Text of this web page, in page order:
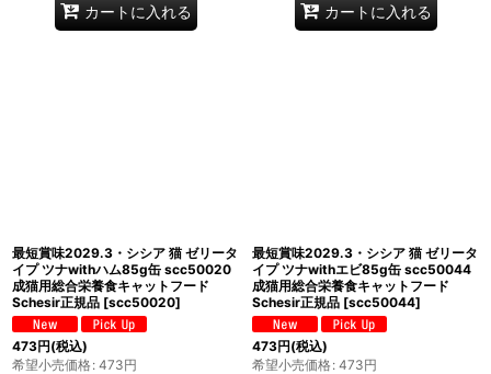
カートに入れる カートに入れる
最短賞味2029.3・シシア 猫 ゼリータ
イプ ツナwithハム85g缶 scc50020
成猫用総合栄養食キャットフード
Schesir正規品 [scc50020]
473円(税込)
希望小売価格: 473円
最短賞味2029.3・シシア 猫 ゼリータ
イプ ツナwithエビ85g缶 scc50044
成猫用総合栄養食キャットフード
Schesir正規品 [scc50044]
473円(税込)
希望小売価格: 473円